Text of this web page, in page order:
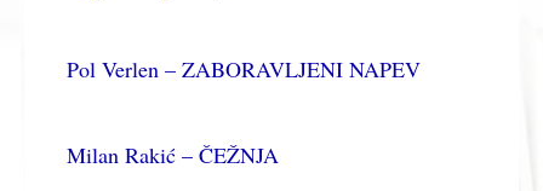
Pol Verlen – ZABORAVLJENI NAPEV
Milan Rakić – ČEŽNJA